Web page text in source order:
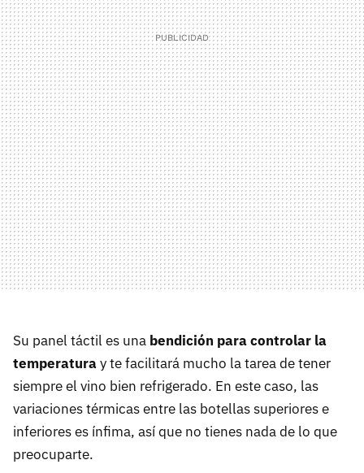
Su panel táctil es una bendición para controlar la
temperaturay te facilitará mucho la tarea de tener
siempre el vino bien refrigerado. En este caso, las
variaciones térmicas entre las botellas superiores e
inferiores es ínfima, así que no tienes nada de lo que
preocuparte.